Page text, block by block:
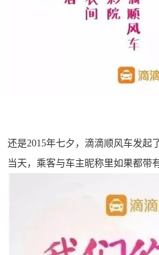
还是2015年七夕，滴滴顺风车发
当天，乘客与车主昵称里如果都带